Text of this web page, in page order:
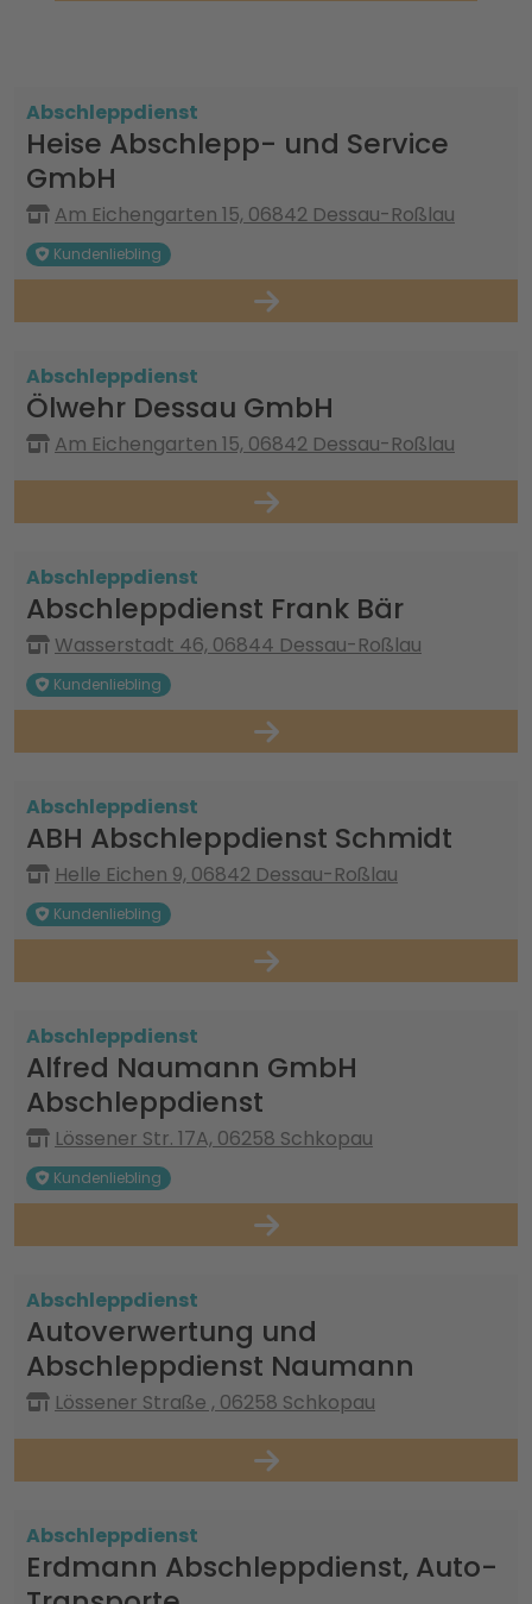
Abschleppdienst
Heise Abschlepp- und Service
GmbH
Am Eichengarten 15, 06842 Dessau-Roßlau
Kundenliebling
Abschleppdienst
Ölwehr Dessau GmbH
Am Eichengarten 15, 06842 Dessau-Roßlau
Abschleppdienst
Abschleppdienst Frank Bär
Wasserstadt 46, 06844 Dessau-Roßlau
Kundenliebling
Abschleppdienst
ABH Abschleppdienst Schmidt
Helle Eichen 9, 06842 Dessau-Roßlau
Kundenliebling
Abschleppdienst
Alfred Naumann GmbH
Abschleppdienst
Lössener Str. 17A, 06258 Schkopau
Kundenliebling
Abschleppdienst
Autoverwertung und
Abschleppdienst Naumann
Lössener Straße , 06258 Schkopau
Abschleppdienst
Erdmann Abschleppdienst, Auto-